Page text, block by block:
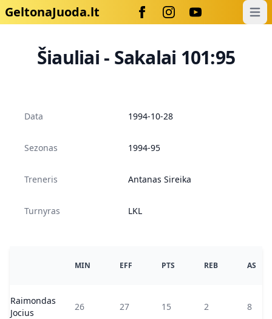
GeltonaJuoda.lt
Šiauliai - Sakalai 101:95
Data 1994-10-28
Sezonas 1994-95
Treneris Antanas Sireika
Turnyras LKL
MIN EFF PTS REB AS
Raimondas
Jocius
26 27 15 2 8